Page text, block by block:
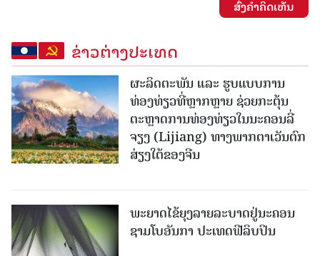
ສົ່ງຄໍາຄິດເຫັນ
ຂ່າວຕ່າງປະເທດ
ຜະລິດຕະພັນ ແລະ ຮູບແບບການ
ທ່ອງທ່ຽວທີ່ຫຼາກຫຼາຍ ຊ່ວຍກະຕຸ້ນ
ຕະຫຼາດການທ່ອງທ່ຽວໃນນະຄອນລີ່
ຈຽງ (Lijiang) ທາງພາກຕາເວັນຕົກ
ສ່ຽງໃຕ້ຂອງຈີນ
ພະຍາດໄຂ້ຍຸງລາຍລະບາດຢູ່ນະຄອນ
ຊາມໂບ​ອັນກາ ປະເທດຟີລິບປິນ